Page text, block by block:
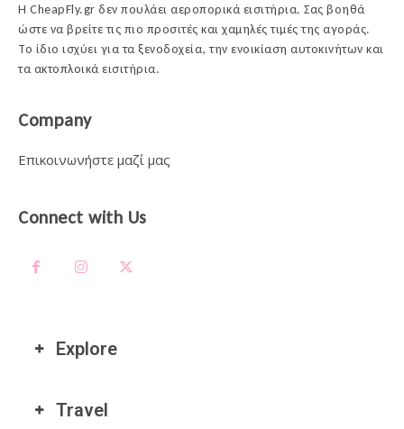
Η CheapFly.gr δεν πουλάει αεροπορικά εισιτήρια. Σας βοηθά
ώστε να βρείτε τις πιο προσιτές και χαμηλές τιμές της αγοράς.
Το ίδιο ισχύει για τα ξενοδοχεία, την ενοικίαση αυτοκινήτων και
τα ακτοπλοικά εισιτήρια.
Company
Επικοινωνήστε μαζί μας
Connect with Us
Explore
Travel